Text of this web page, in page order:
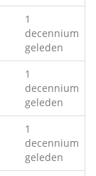
1
decennium
geleden
1
decennium
geleden
1
decennium
geleden